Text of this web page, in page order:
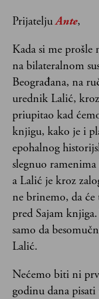
PrijateljuAnte,
Kada si me prošle
na bilateralnom
Beograđana, na
urednik Lalić,
priupitao kad
knjigu, kako je i
epohalnog
slegnuo
a Lalić je kroz
ne brinemo, da će
pred Sajam
samo da
Lalić.
Nećemo biti ni
godinu dana